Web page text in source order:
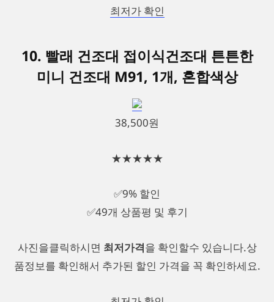
최저가 확인
10. 빨래 건조대 접이식건조대 튼튼한
미니 건조대 M91, 1개, 혼합색상
38,500원
★★★★★
✅9% 할인
✅49개 상품평 및 후기
사진을클릭하시면 최저가격을 확인할수 있습니다.상
품정보를 확인해서 추가된 할인 가격을 꼭 확인하세요.